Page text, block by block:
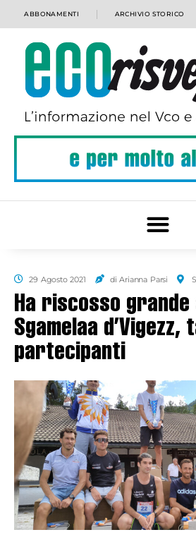
ABBONAMENTI ARCHIVIO STORICO
29 Agosto 2021 di Arianna Parsi
Ha riscosso grande
Sgamelaa d’Vigezz,
partecipanti